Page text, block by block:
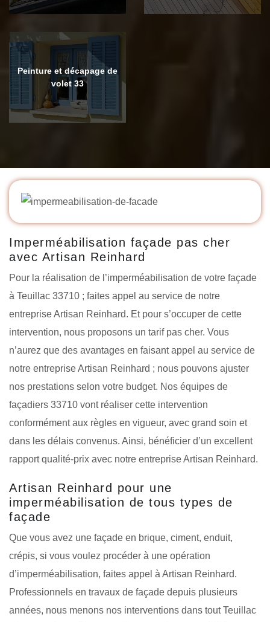
Peinture et décapage de
volet 33
Imperméabilisation façade pas cher
avec Artisan Reinhard
Pour la réalisation de l’imperméabilisation de votre façade
à Teuillac 33710 ; faites appel au service de notre
entreprise Artisan Reinhard. Et pour s’occuper de cette
intervention, nous proposons un tarif pas cher. Vous
n’aurez que des avantages en faisant appel au service de
notre entreprise Artisan Reinhard ; nous pouvons ajuster
nos prestations selon votre budget. Nos équipes de
façadiers 33710 vont réaliser cette intervention
conformément aux règles en vigueur, avec grand soin et
dans les délais convenus. Ainsi, bénéficier d’un excellent
rapport qualité-prix avec notre entreprise Artisan Reinhard.
Artisan Reinhard pour une
imperméabilisation de tous types de
façade
Que vous avez une façade en brique, ciment, enduit,
crépis, si vous voulez procéder à une opération
d’imperméabilisation, faites appel à Artisan Reinhard.
Professionnels en travaux de façade depuis plusieurs
années, nous menons nos interventions dans tout Teuillac